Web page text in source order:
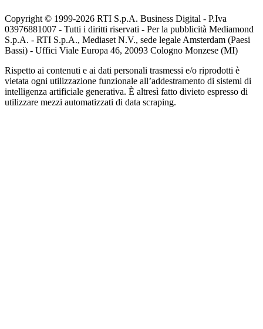
Copyright © 1999-2026 RTI S.p.A. Business Digital - P.Iva
03976881007 - Tutti i diritti riservati - Per la pubblicità Mediamond
S.p.A. - RTI S.p.A., Mediaset N.V., sede legale Amsterdam (Paesi
Bassi) - Uffici Viale Europa 46, 20093 Cologno Monzese (MI)
Rispetto ai contenuti e ai dati personali trasmessi e/o riprodotti è
vietata ogni utilizzazione funzionale all’addestramento di sistemi di
intelligenza artificiale generativa. È altresì fatto divieto espresso di
utilizzare mezzi automatizzati di data scraping.